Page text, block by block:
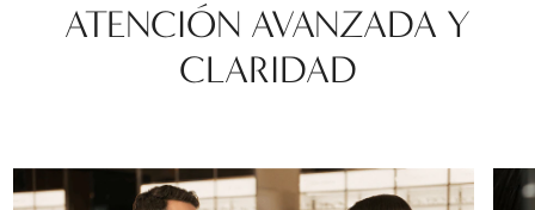
ATENCIÓN AVANZADA Y
CLARIDAD